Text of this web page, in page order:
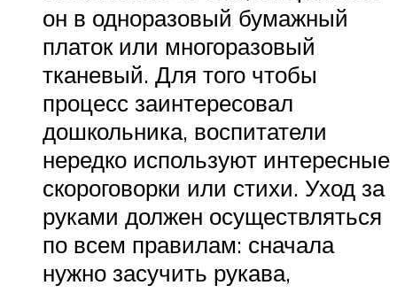
он в одноразовый бумажный
платок или многоразовый
тканевый. Для того чтобы
процесс заинтересовал
дошкольника, воспитатели
нередко используют интересные
скороговорки или стихи. Уход за
руками должен осуществляться
по всем правилам: сначала
нужно засучить рукава,